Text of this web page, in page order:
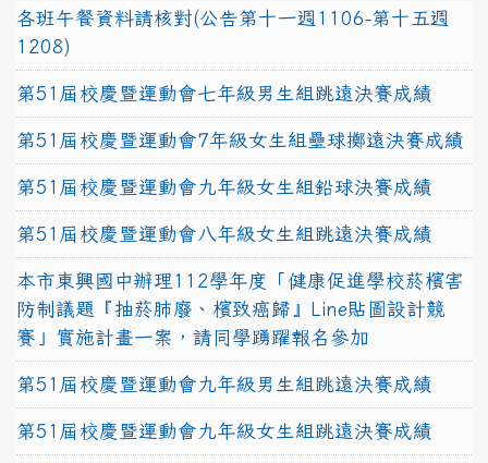
各班午餐資料請核對(公告第十一週1106-第十五週
1208)
第51屆校慶暨運動會七年級男生組跳遠決賽成績
第51屆校慶暨運動會7年級女生組壘球擲遠決賽成績
第51屆校慶暨運動會九年級女生組鉛球決賽成績
第51屆校慶暨運動會八年級女生組跳遠決賽成績
本市東興國中辦理112學年度「健康促進學校菸檳害
防制議題『抽菸肺廢、檳致癌歸』Line貼圖設計競
賽」實施計畫一案，請同學踴躍報名參加
第51屆校慶暨運動會九年級男生組跳遠決賽成績
第51屆校慶暨運動會九年級女生組跳遠決賽成績